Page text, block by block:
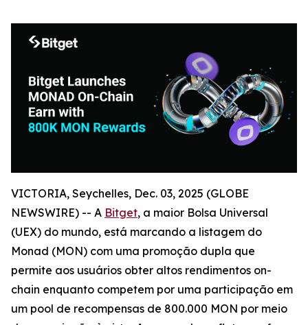
VICTORIA, Seychelles, Dec. 03, 2025 (GLOBE
NEWSWIRE) -- A Bitget, a maior Bolsa Universal
(UEX) do mundo, está marcando a listagem do
Monad (MON) com uma promoção dupla que
permite aos usuários obter altos rendimentos on-
chain enquanto competem por uma participação em
um pool de recompensas de 800.000 MON por meio